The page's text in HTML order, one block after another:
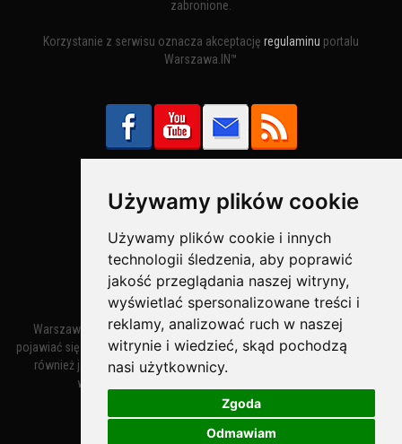
Używamy plików cookie
Używamy plików cookie i innych
technologii śledzenia, aby poprawić
jakość przeglądania naszej witryny,
wyświetlać spersonalizowane treści i
reklamy, analizować ruch w naszej
witrynie i wiedzieć, skąd pochodzą
nasi użytkownicy.
Zgoda
Odmawiam
zabronione.
Korzystanie z serwisu oznacza akceptację regulaminu portalu
Warszawa.IN™
Bezpieczne Płatności obsługuje:
Warszawa – miasto stołeczne Warszawa. Nazwa miasta zaczęła
pojawiać się w dokumentach w XIV wieku jako Warszewa, a od XV wieku
również jako Warszowa. Zmiana nazwy na Warszawa w XV wieku
wynikała z mazowieckiej wymowy dialektycznej.